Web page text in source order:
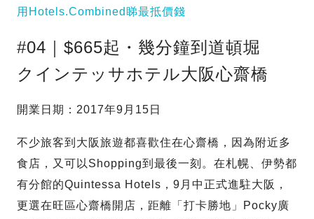
用Hotels.Combined睇最抵價錢
#04｜$665起・幾分鐘到道頓堀
クインテッサホテル大阪心齋橋
開業日期：2017年9月15日
不少旅客到大阪旅遊都喜歡住在心齋橋，因為附近多
食店，又可以Shopping到最後一刻。在札幌、伊勢都
有分館的Quintessa Hotels，9月中正式進駐大阪，
更選在旺區心齋橋開店，距離「打卡勝地」Pocky廣